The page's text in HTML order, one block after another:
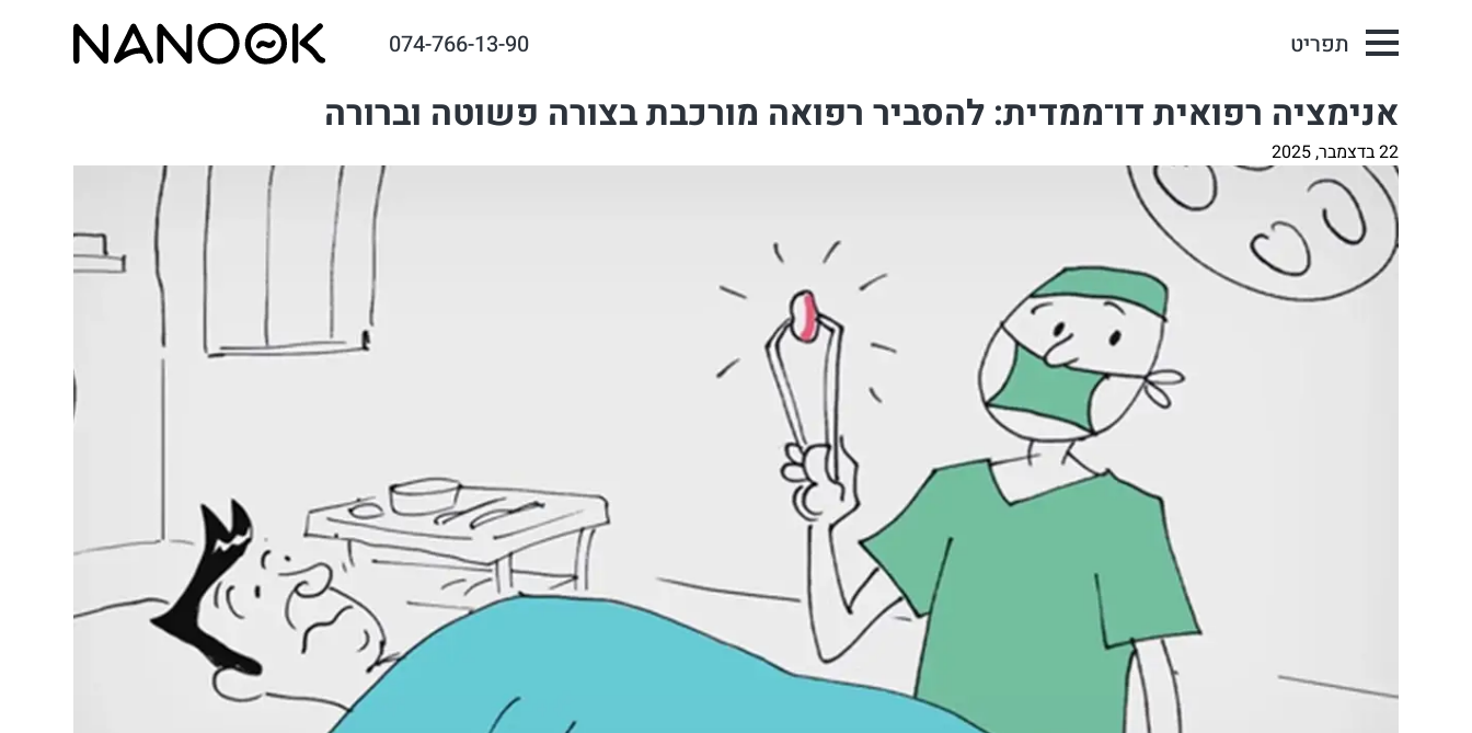
תפריט 074-766-13-90
אנימציה רפואית דו־ממדית: להסביר רפואה מורכבת בצורה פשוטה וברורה
22 בדצמבר, 2025